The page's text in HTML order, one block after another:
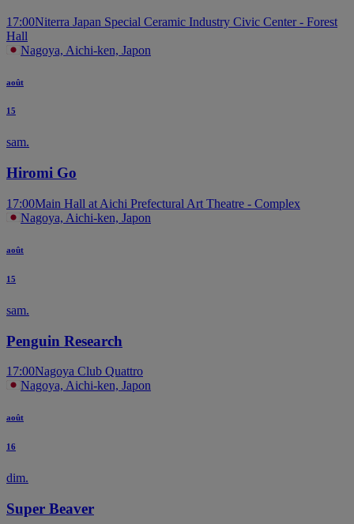
17:00Niterra Japan Special Ceramic Industry Civic Center - Forest
Hall
Nagoya, Aichi-ken, Japon
août
15
sam.
Hiromi Go
17:00Main Hall at Aichi Prefectural Art Theatre - Complex
Nagoya, Aichi-ken, Japon
août
15
sam.
Penguin Research
17:00Nagoya Club Quattro
Nagoya, Aichi-ken, Japon
août
16
dim.
Super Beaver